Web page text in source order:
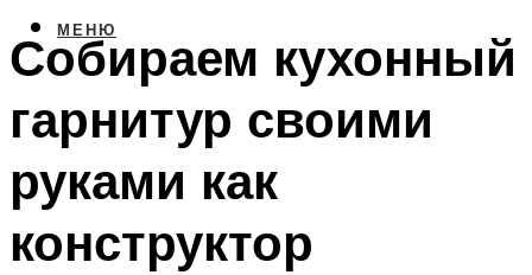
МЕНЮ
Собираем кухонный
гарнитур своими
руками как
конструктор